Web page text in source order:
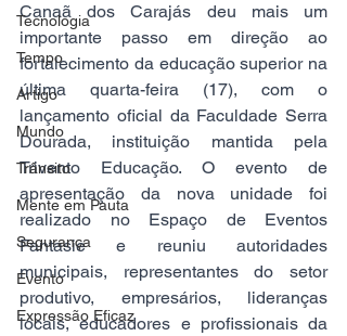
Tecnologia
Tempo
Artigo
Mundo
Trânsito
Mente em Pauta
Segurança
Evento
Expressão Eficaz
Canaã dos Carajás deu mais um
importante passo em direção ao
fortalecimento da educação superior na
última quarta-feira (17), com o
lançamento oficial da Faculdade Serra
Dourada, instituição mantida pela
Trivento Educação. O evento de
apresentação da nova unidade foi
realizado no Espaço de Eventos
Fantasie e reuniu autoridades
municipais, representantes do setor
produtivo, empresários, lideranças
locais, educadores e profissionais da